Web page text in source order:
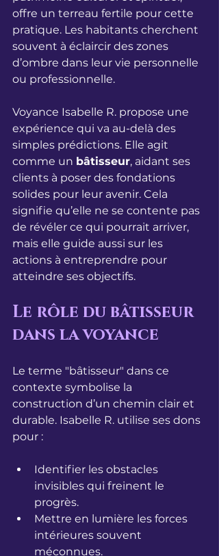
offre un terreau fertile pour cette
pratique. Les habitants cherchent
souvent à éclaircir des zones
d’ombre dans leur vie personnelle
ou professionnelle.
Voyance Isabelle R. propose une
expérience qui va au-delà des
simples prédictions. Elle agit
comme un bâtisseur, aidant ses
clients à poser des fondations
solides pour leur avenir. Cela
signifie qu’elle ne se contente pas
de révéler ce qui pourrait arriver,
mais elle guide aussi sur les
actions à entreprendre pour
atteindre ses objectifs.
Le rôle du bâtisseur
dans la voyance
Le terme "bâtisseur" dans ce
contexte symbolise la
construction d’un chemin clair et
durable. Isabelle R. utilise ses dons
pour :
Identifier les obstacles
invisibles qui freinent le
progrès.
Mettre en lumière les forces
intérieures souvent
méconnues.